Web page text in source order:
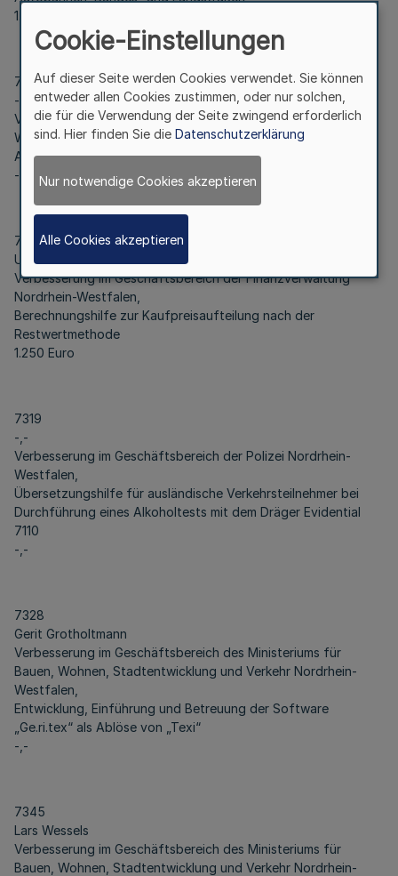
1.250 Euro
7308
-,-
Verbesserung im Geschäftsbereich der Polizei Nordrhein-
Westfalen,
Anpassung des WE-Meldewesens der Polizei NRW
-,-
7310
Udo Keßler
Verbesserung im Geschäftsbereich der Finanzverwaltung
Nordrhein-Westfalen,
Berechnungshilfe zur Kaufpreisaufteilung nach der
Restwertmethode
1.250 Euro
7319
-,-
Verbesserung im Geschäftsbereich der Polizei Nordrhein-
Westfalen,
Übersetzungshilfe für ausländische Verkehrsteilnehmer bei
Durchführung eines Alkoholtests mit dem Dräger Evidential
7110
-,-
7328
Gerit Grotholtmann
Verbesserung im Geschäftsbereich des Ministeriums für
Bauen, Wohnen, Stadtentwicklung und Verkehr Nordrhein-
Westfalen,
Entwicklung, Einführung und Betreuung der Software
„Ge.ri.tex“ als Ablöse von „Texi“
-,-
7345
Lars Wessels
Verbesserung im Geschäftsbereich des Ministeriums für
Bauen, Wohnen, Stadtentwicklung und Verkehr Nordrhein-
Cookie-Einstellungen
Auf dieser Seite werden Cookies verwendet. Sie können
entweder allen Cookies zustimmen, oder nur solchen,
die für die Verwendung der Seite zwingend erforderlich
sind. Hier finden Sie die Datenschutzerklärung
Nur notwendige Cookies akzeptieren
Alle Cookies akzeptieren